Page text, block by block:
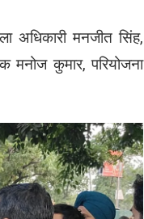
अधिकारी मनजीत सिंह,
मनोज कुमार, परियोजना